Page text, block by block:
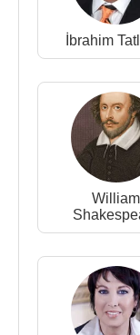
2004 - 2006 -
2005 - Şaşkın
2006 -
2011-2013 -
Sunuculuk
2005 - Akşam
2007 - Koca
2007 - Ford
2009 - Uzman
2013 -2014 -
İbrahim
William